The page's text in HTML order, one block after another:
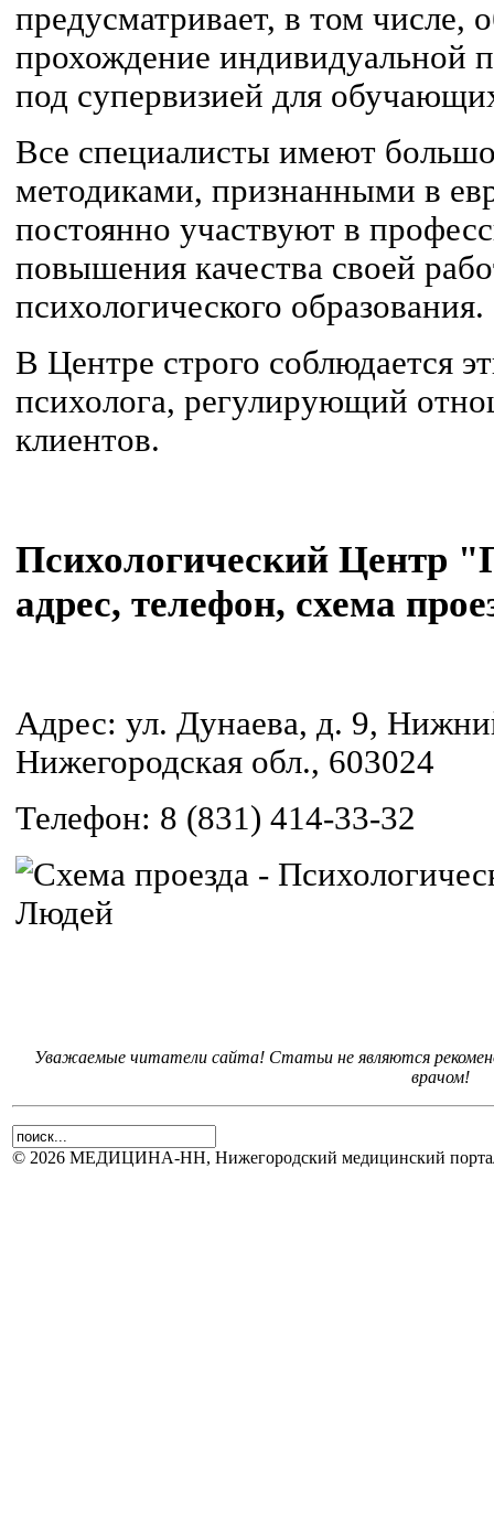
предусматривает, в том числе,
прохождение индивидуальной
под супервизией для
Все специалисты имеют
методиками, признанными в
постоянно участвуют в
повышения качества своей
психологического образования.
В Центре строго соблюдается
психолога, регулирующий
клиентов.
Психологический Центр
адрес, телефон, схема
Адрес: ул. Дунаева, д. 9,
Нижегородская обл., 603024
Телефон: 8 (831) 414-33-32
Уважаемые читатели сайта! Статьи не являются
врачом!
© 2026 МЕДИЦИНА-НН, Нижегородский медицинский